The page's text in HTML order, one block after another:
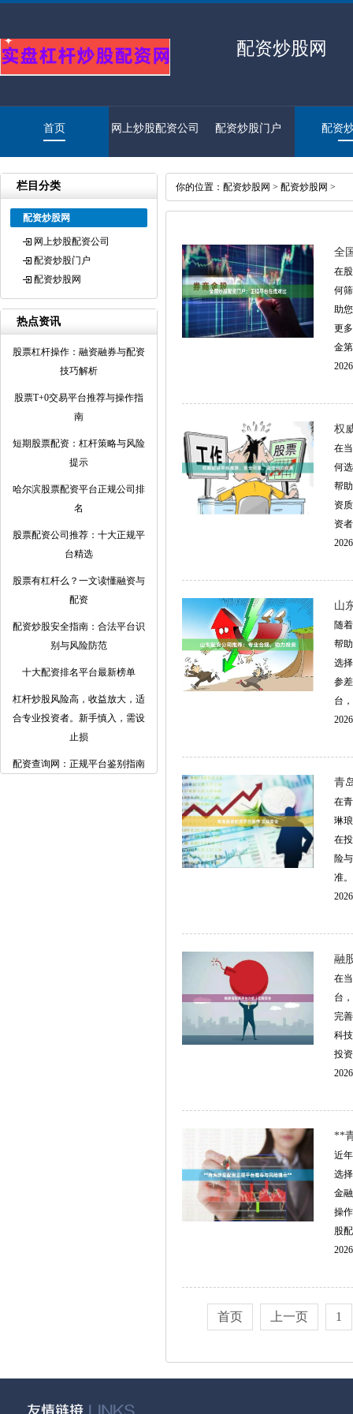
配资炒股网
首页 网上炒股配资公司 配资炒股门户 配资
栏目分类
配资炒股网
网上炒股配资公司
配资炒股门户
配资炒股网
热点资讯
股票杠杆操作：融资融券与配资
技巧解析
股票T+0交易平台推荐与操作指
南
短期股票配资：杠杆策略与风险
提示
哈尔滨股票配资平台正规公司排
名
股票配资公司推荐：十大正规平
台精选
股票有杠杆么？一文读懂融资与
配资
配资炒股安全指南：合法平台识
别与风险防范
十大配资排名平台最新榜单
杠杆炒股风险高，收益放大，适
合专业投资者。新手慎入，需设
止损
配资查询网：正规平台鉴别指南
你的位置： 配资炒股网 > 配资炒股网 >
全
在
何
助
更
金
权
在
何
帮
资
资
山
随
帮
选
参
台
青
在
琳
在
险
准
融
在
台
完
科
投
**
近
选
金
操
股
首页 上一页 1